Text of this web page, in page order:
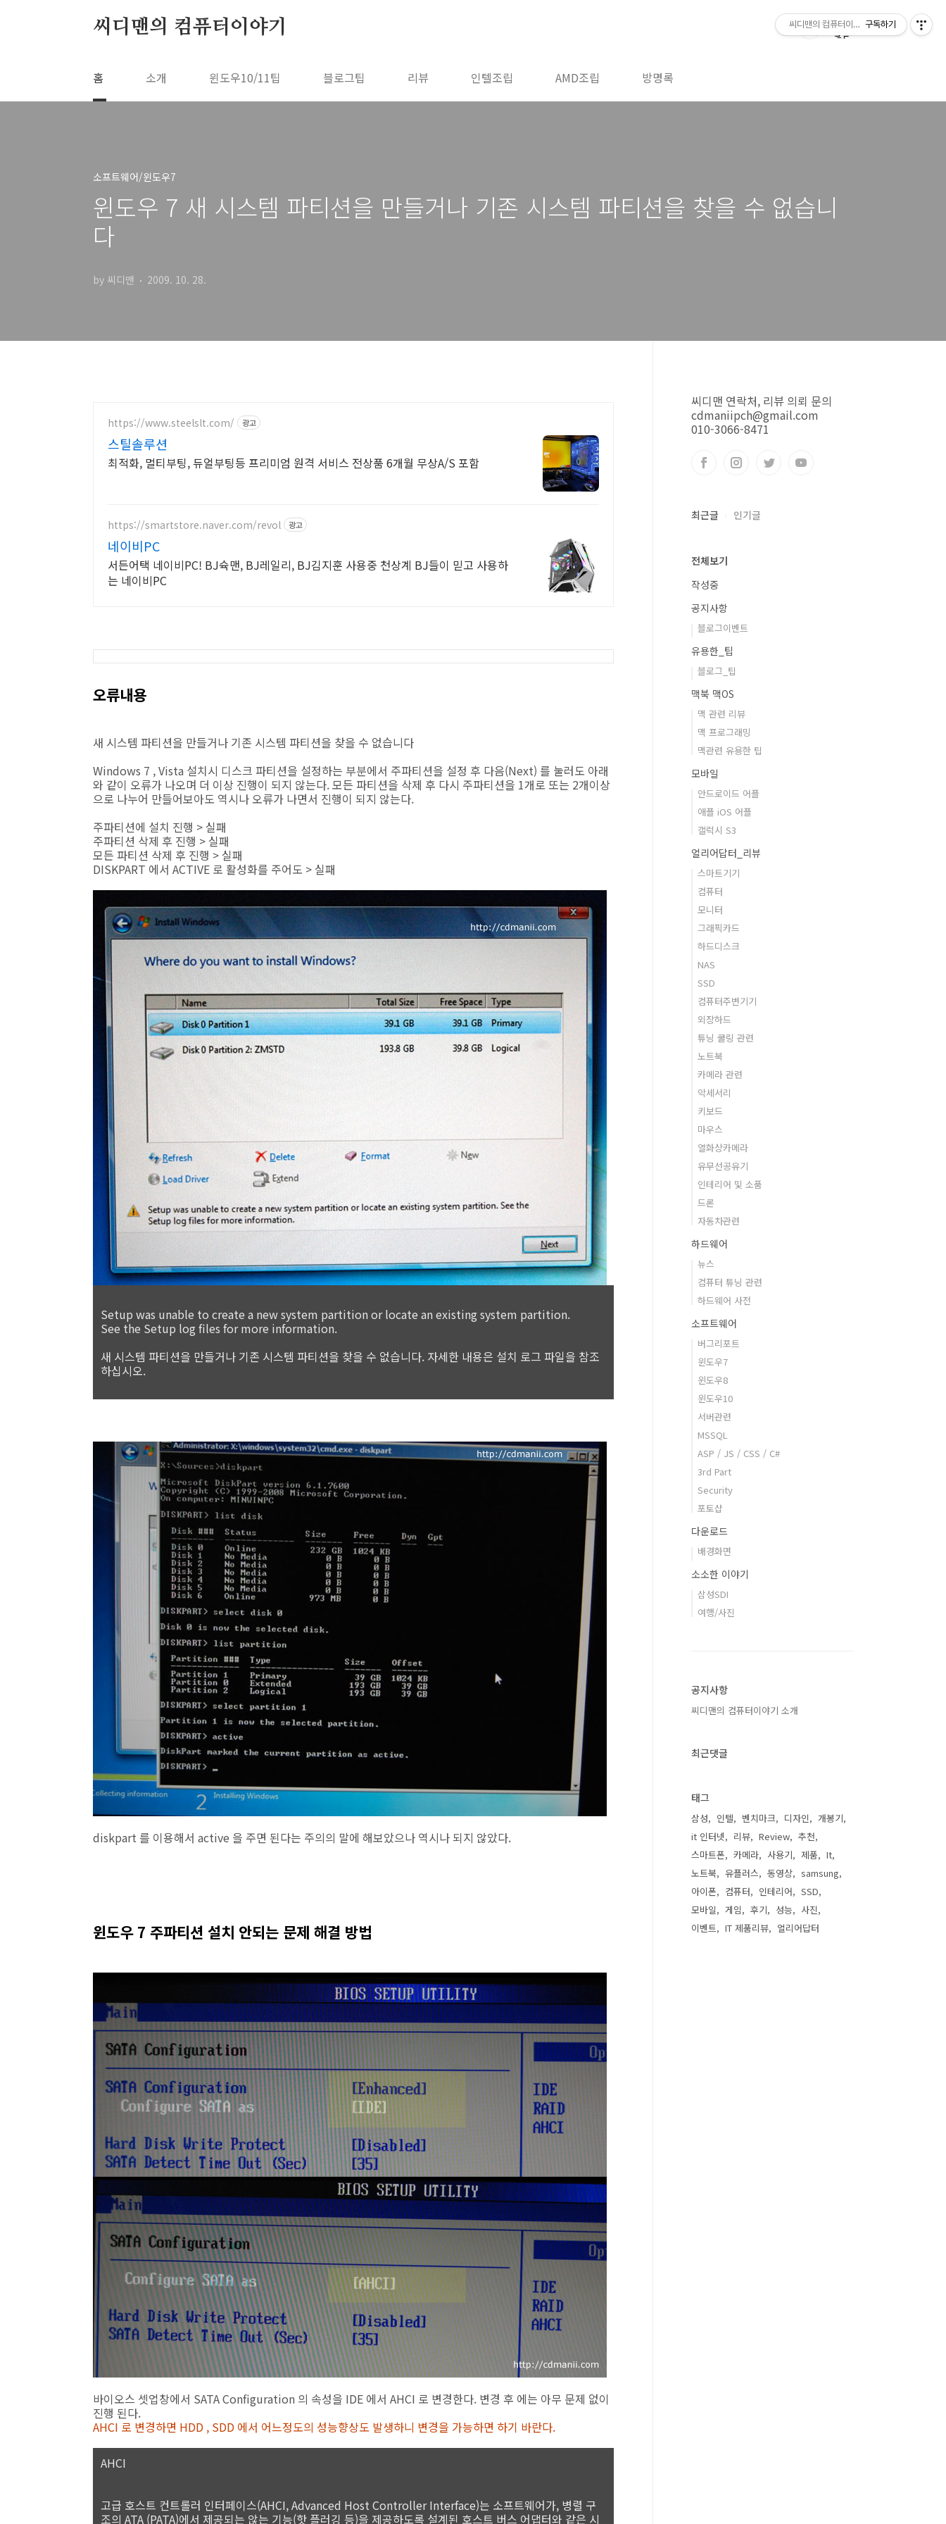
씨디맨의 컴퓨터이야기
홈 소개 윈도우10/11팁 블로그팁 리뷰 인텔조립 AMD조립 방명록
소프트웨어/윈도우7
윈도우 7 새 시스템 파티션을 만들거나 기존 시스템 파티션을 찾을 수 없습니
다
by 씨디맨 2009. 10. 28.
https://www.steelslt.com/ 광고
스틸솔루션
최적화, 멀티부팅, 듀얼부팅등 프리미엄 원격 서비스 전상품 6개월 무상A/S 포함
https://smartstore.naver.com/revol 광고
네이비PC
서든어택 네이비PC! BJ슉맨, BJ레일리, BJ김지훈 사용중 천상계 BJ들이 믿고 사용하
는 네이비PC
오류내용
새 시스템 파티션을 만들거나 기존 시스템 파티션을 찾을 수 없습니다
Windows 7 , Vista 설치시 디스크 파티션을 설정하는 부분에서 주파티션을 설정 후 다음(Next) 를 눌러도 아래
와 같이 오류가 나오며 더 이상 진행이 되지 않는다. 모든 파티션을 삭제 후 다시 주파티션을 1개로 또는 2개이상
으로 나누어 만들어보아도 역시나 오류가 나면서 진행이 되지 않는다.
주파티션에 설치 진행 > 실패
주파티션 삭제 후 진행 > 실패
모든 파티션 삭제 후 진행 > 실패
DISKPART 에서 ACTIVE 로 활성화를 주어도 > 실패
Setup was unable to create a new system partition or locate an existing system partition.
See the Setup log files for more information.
새 시스템 파티션을 만들거나 기존 시스템 파티션을 찾을 수 없습니다. 자세한 내용은 설치 로그 파일을 참조
하십시오.
diskpart 를 이용해서 active 을 주면 된다는 주의의 말에 해보았으나 역시나 되지 않았다.
윈도우 7 주파티션 설치 안되는 문제 해결 방법
바이오스 셋업창에서 SATA Configuration 의 속성을 IDE 에서 AHCI 로 변경한다. 변경 후 에는 아무 문제 없이
진행 된다.
AHCI 로 변경하면 HDD , SDD 에서 어느정도의 성능향상도 발생하니 변경을 가능하면 하기 바란다.
AHCI
고급 호스트 컨트롤러 인터페이스(AHCI, Advanced Host Controller Interface)는 소프트웨어가, 병렬 구
조의 ATA (PATA)에서 제공되는 않는 기능(핫 플러깅 등)을 제공하도록 설계된 호스트 버스 어댑터와 같은 시
씨디맨 연락처, 리뷰 의뢰 문의
cdmaniipch@gmail.com
010-3066-8471
최근글 인기글
전체보기
작성중
공지사항
블로그이벤트
유용한_팁
블로그_팁
맥북 맥OS
맥 관련 리뷰
맥 프로그래밍
맥관련 유용한 팁
모바일
안드로이드 어플
애플 iOS 어플
갤럭시 S3
얼리어답터_리뷰
스마트기기
컴퓨터
모니터
그래픽카드
하드디스크
NAS
SSD
컴퓨터주변기기
외장하드
튜닝 쿨링 관련
노트북
카메라 관련
악세서리
키보드
마우스
열화상카메라
유무선공유기
인테리어 및 소품
드론
자동차관련
하드웨어
뉴스
컴퓨터 튜닝 관련
하드웨어 사전
소프트웨어
버그리포트
윈도우7
윈도우8
윈도우10
서버관련
MSSQL
ASP / JS / CSS / C#
3rd Part
Security
포토샵
다운로드
배경화면
소소한 이야기
삼성SDI
여행/사진
공지사항
씨디맨의 컴퓨터이야기 소개
최근댓글
태그
삼성 인텔 벤치마크 디자인
개봉기
it 인터넷
리뷰 Review
추천
스마트폰
카메라 사용기 제품
It
노트북
유플러스 동영상
samsung
아이폰
컴퓨터 인테리어
SSD
모바일
게임 후기 성능
사진
이벤트
IT 제품리뷰 얼리어답터
씨디맨의 컴퓨터이야기구독하기